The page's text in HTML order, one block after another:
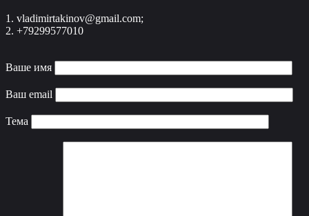
1. vladimirtakinov@gmail.com;
2. +79299577010
Ваше имя
Ваш email
Тема